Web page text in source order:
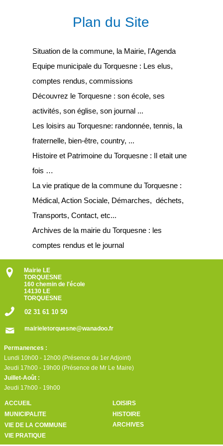
Plan du Site
Situation de la commune, la Mairie, l'Agenda
Equipe municipale du Torquesne : Les elus,
comptes rendus, commissions
Découvrez le Torquesne : son école, ses
activités, son église, son journal ...
Les loisirs au Torquesne: randonnée, tennis, la
fraternelle, bien-être, country, ...
Histoire et Patrimoine du Torquesne : Il etait une
fois …
La vie pratique de la commune du Torquesne :
Médical, Action Sociale, Démarches, déchets,
Transports, Contact, etc...
Archives de la mairie du Torquesne : les
comptes rendus et le journal
Mairie LE
TORQUESNE
160 chemin de l'école
14130 LE
TORQUESNE
02 31 61 10 50
mairieletorquesne@wanadoo.fr
Permanences :
Lundi 10h00 - 12h00 (Présence du 1er Adjoint)
Jeudi 17h00 - 19h00 (Présence de Mr Le Maire)
Juillet-Août :
Jeudi 17h00 - 19h00
ACCUEIL
LOISIRS
MUNICIPALITE
HISTOIRE
VIE DE LA COMMUNE
ARCHIVES
VIE PRATIQUE